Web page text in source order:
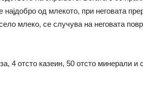
од млекото, при неговата
млеко, се случува на неговата
4 отсто казеин, 50 отсто минерали и